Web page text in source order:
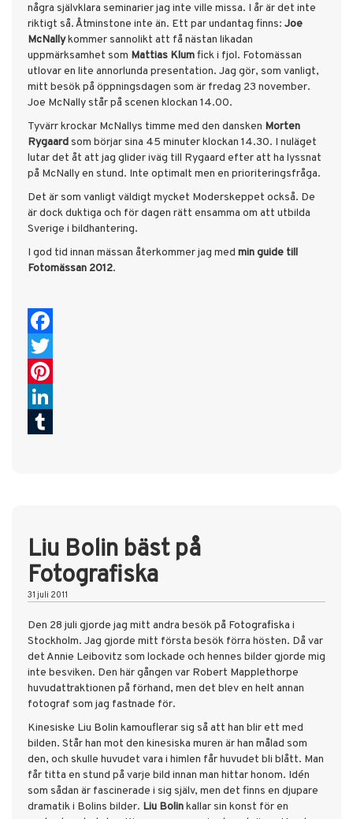
några självklara seminarier jag inte ville missa. I år är det inte
riktigt så. Åtminstone inte än. Ett par undantag finns: Joe
McNallykommer sannolikt att få nästan likadan
uppmärksamhet som Mattias Klumfick i fjol. Fotomässan
utlovar en lite annorlunda presentation. Jag gör, som vanligt,
mitt besök på öppningsdagen som är fredag 23 november.
Joe McNally står på scenen klockan 14.00.
Tyvärr krockar McNallys timme med den dansken Morten
Rygaardsom börjar sina 45 minuter klockan 14.30. I nuläget
lutar det åt att jag glider iväg till Rygaard efter att ha lyssnat
på McNally en stund. Inte optimalt men en prioriteringsfråga.
Det är som vanligt väldigt mycket Moderskeppet också. De
är dock duktiga och för dagen rätt ensamma om att utbilda
Sverige i bildhantering.
I god tid innan mässan återkommer jag med min guide till
Fotomässan 2012.
Facebook
Twitter
Pinterest
LinkedIn
Liu Bolin bäst på
Fotografiska
31 juli 2011
Den 28 juli gjorde jag mitt andra besök på Fotografiska i
Stockholm. Jag gjorde mitt första besök förra hösten. Då var
det Annie Leibovitz som lockade och hennes bilder gjorde mig
inte besviken. Den här gången var Robert Mapplethorpe
huvudattraktionen på förhand, men det blev en helt annan
fotograf som jag fastnade för.
Kinesiske Liu Bolin kamouflerar sig så att han blir ett med
bilden. Står han mot den kinesiska muren är han målad som
den, och skulle huvudet vara i himlen får huvudet bli blått. Man
får titta en stund på varje bild innan man hittar honom. Idén
som sådan är fascinerade i sig själv, men det finns en djupare
dramatik i Bolins bilder. Liu Bolinkallar sin konst för en